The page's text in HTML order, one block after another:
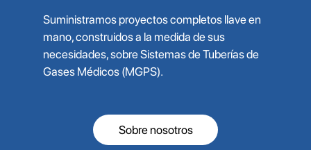
Suministramos proyectos completos llave en
mano, construidos a la medida de sus
necesidades, sobre Sistemas de Tuberías de
Gases Médicos (MGPS).
Sobre nosotros